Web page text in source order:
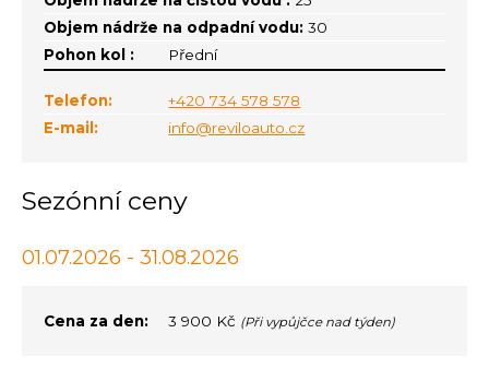
Objem nádrže na odpadní vodu: 30
Pohon kol :
Přední
Telefon:
+420 734 578 578
E-mail:
info@reviloauto.cz
Sezónní ceny
01.07.2026 - 31.08.2026
Cena za den: 3 900 Kč (Při vypůjčce nad týden)